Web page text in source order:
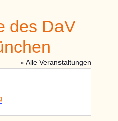
des DaV
« Alle Veranstaltungen